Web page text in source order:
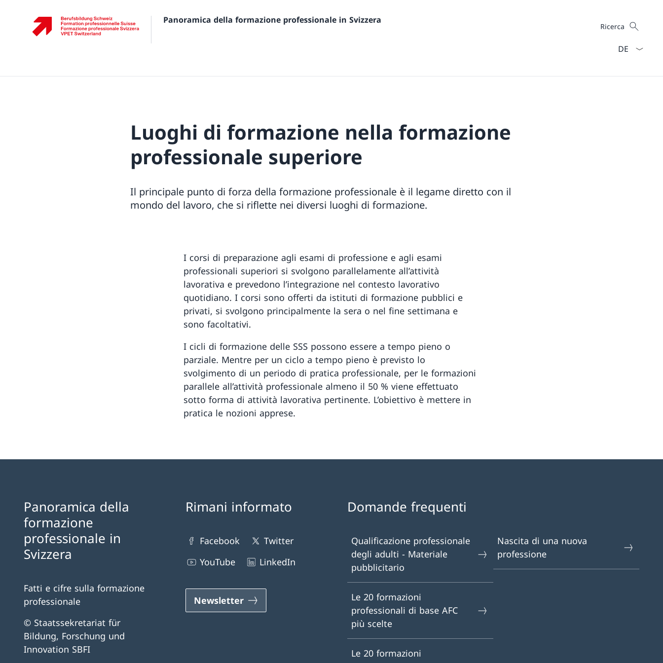
Panoramica della formazione professionale in Svizzera Cercare
Ricerca
Luoghi di formazione nella formazione
professionale superiore
Il principale punto di forza della formazione professionale è il legame diretto con il
mondo del lavoro, che si riflette nei diversi luoghi di formazione.
I corsi di preparazione agli esami di professione e agli esami
professionali superiori si svolgono parallelamente all’attività
lavorativa e prevedono l’integrazione nel contesto lavorativo
quotidiano. I corsi sono offerti da istituti di formazione pubblici e
privati, si svolgono principalmente la sera o nel fine settimana e
sono facoltativi.
I cicli di formazione delle SSS possono essere a tempo pieno o
parziale. Mentre per un ciclo a tempo pieno è previsto lo
svolgimento di un periodo di pratica professionale, per le formazioni
parallele all’attività professionale almeno il 50 % viene effettuato
sotto forma di attività lavorativa pertinente. L’obiettivo è mettere in
pratica le nozioni apprese.
Panoramica della
formazione
professionale in
Svizzera
Fatti e cifre sulla formazione
professionale
© Staatssekretariat für
Bildung, Forschung und
Innovation SBFI
Rimani informato
Facebook
Twitter
YouTube
LinkedIn
Newsletter
Domande frequenti
Qualificazione professionale
degli adulti - Materiale
pubblicitario
Le 20 formazioni
professionali di base AFC
più scelte
Le 20 formazioni
Nascita di una nuova
professione